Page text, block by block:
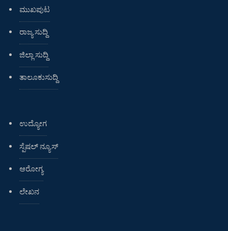
ಮುಖಪುಟ
ರಾಜ್ಯ ಸುದ್ದಿ
ಜಿಲ್ಲಾ ಸುದ್ದಿ
ತಾಲೂಕುಸುದ್ದಿ
ಉದ್ಯೋಗ
ಸ್ಪೆಷಲ್ ನ್ಯೂಸ್
ಆರೋಗ್ಯ
ಲೇಖನ